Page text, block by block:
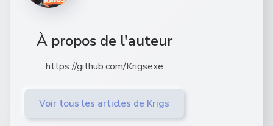
À propos de l'auteur
https://github.com/Krigsexe
Voir tous les articles de Krigs